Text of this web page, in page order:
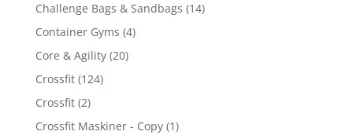
Challenge Bags & Sandbags (14)
Container Gyms (4)
Core & Agility (20)
Crossfit (124)
Crossfit (2)
Crossfit Maskiner - Copy (1)